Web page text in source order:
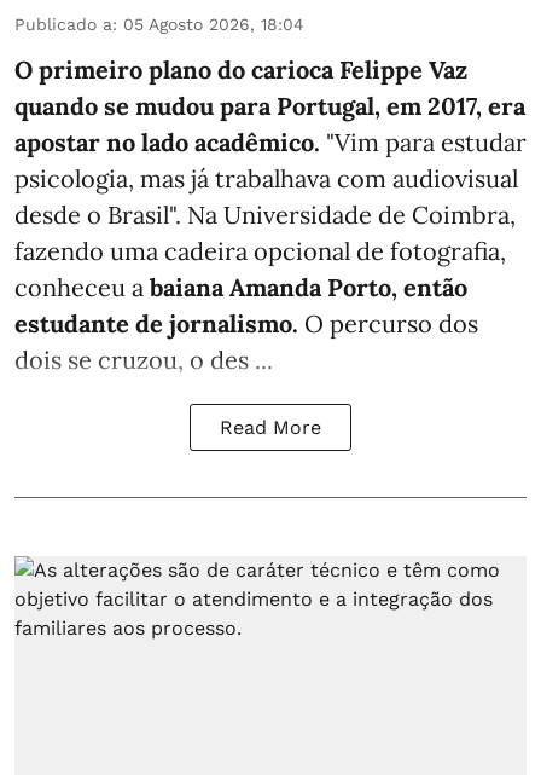
Publicado a: 05 Agosto 2026, 18:04
O primeiro plano do carioca Felippe Vaz
quando se mudou para Portugal, em 2017, era
apostar no lado acadêmico. "Vim para estudar
psicologia, mas já trabalhava com audiovisual
desde o Brasil". Na Universidade de Coimbra,
fazendo uma cadeira opcional de fotografia,
conheceu a baiana Amanda Porto, então
estudante de jornalismo. O percurso dos
dois se cruzou, o des ...
Read More